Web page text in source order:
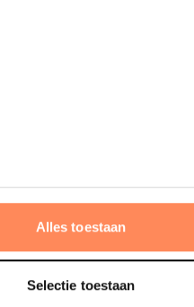
Alles toestaan
Selectie toestaan
zomer én in de herfst!
De camping ligt midden in
met uitgestrekte
beekdalen. Hier kun je met